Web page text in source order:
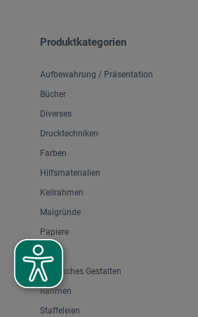
Produktkategorien
Aufbewahrung / Präsentation
Bücher
Diverses
Drucktechniken
Farben
Hilfsmaterialien
Keilrahmen
Malgründe
Papiere
Pinsel
Plastisches Gestalten
Rahmen
Staffeleien